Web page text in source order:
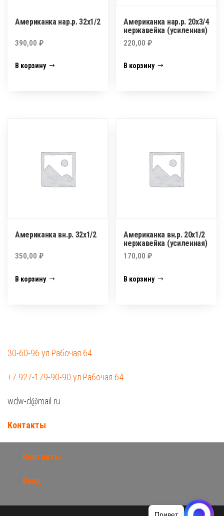
Американка нар.р. 32х1/2
390,00 ₽
В корзину
Американка нар.р. 20х3/4
нержавейка (усиленная)
220,00₽
В корзину
Американка вн.р. 32х1/2
350,00 ₽
В корзину
Американка вн.р. 20х1/2
нержавейка (усиленная)
170,00₽
В корзину
30-60-96 ул.Рабочая 64
+7 927-179-90-90 ул.Рабочая 64
wdw-d@mail.ru
Контакты
Контакты
Вход